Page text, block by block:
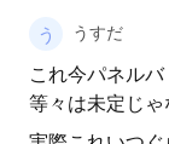
うすだ
これ今パネル
等々は未定じゃ